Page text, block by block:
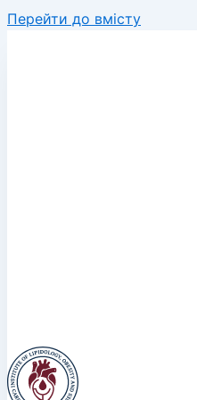
Перейти до вмісту